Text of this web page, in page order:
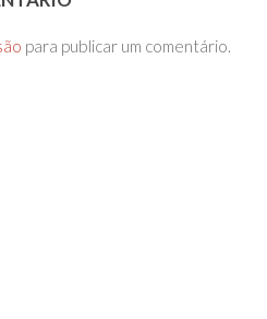
para publicar um comentário.